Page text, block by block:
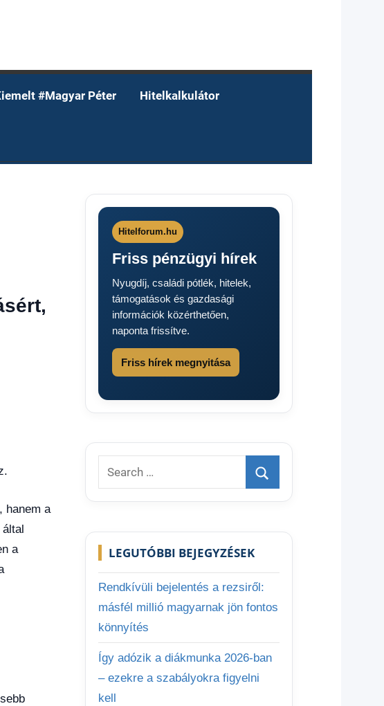
#Magyar Péter Hitelkalkulátor
hanem a
a
Hitelforum.hu
Friss pénzügyi hírek
Nyugdíj, családi pótlék, hitelek,
támogatások és gazdasági
információk közérthetően,
naponta frissítve.
Friss hírek megnyitása
Search
for:
Search
LEGUTÓBBI BEJEGYZÉSEK
Rendkívüli bejelentés a rezsiről:
másfél millió magyarnak jön fontos
könnyítés
Így adózik a diákmunka 2026-ban
– ezekre a szabályokra figyelni
kell